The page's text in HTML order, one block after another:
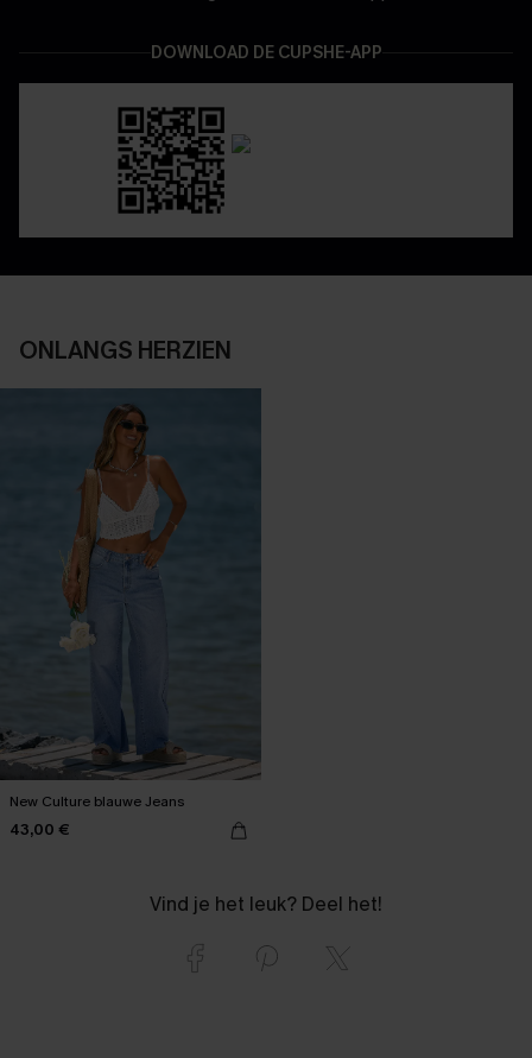
DOWNLOAD DE CUPSHE-APP
ONLANGS HERZIEN
New Culture blauwe Jeans
43,00 €
Vind je het leuk? Deel het!